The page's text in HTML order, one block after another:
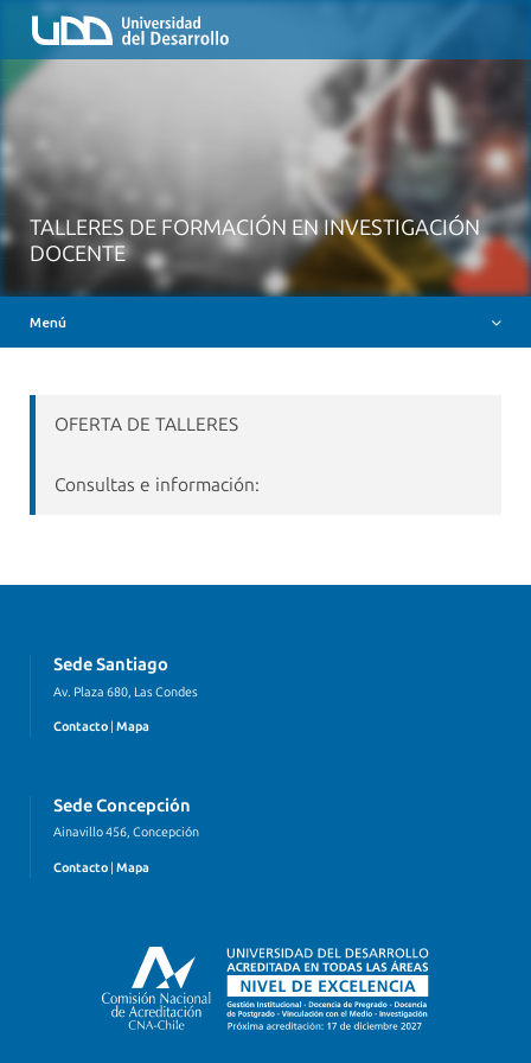
TALLERES DE FORMACIÓN EN INVESTIGACIÓN
DOCENTE
Menú
Inicio
QUIÉNES SOMOS
MESA AYUDA CANVAS
INSIGNIAS DIGITALES
OFERTA DE TALLERES
Consultas e información:
Sede Santiago
Av. Plaza 680, Las Condes
Contacto | Mapa
Sede Concepción
Ainavillo 456, Concepción
Contacto | Mapa